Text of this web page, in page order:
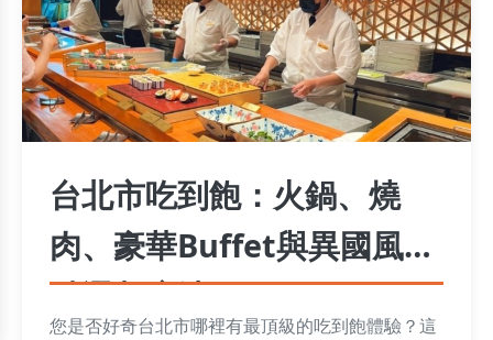
台北市吃到飽：火鍋、燒
肉、豪華Buffet與異國風情
精選餐廳清單
您是否好奇台北市哪裡有最頂級的吃到飽體驗？這